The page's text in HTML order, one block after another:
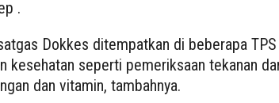
.
Dokkes ditempatkan di beberapa
kesehatan seperti pemeriksaan tekanan
dan vitamin, tambahnya.